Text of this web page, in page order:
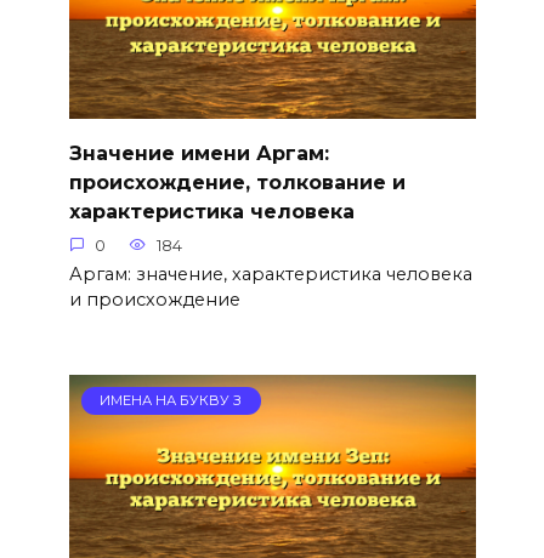
Значение имени Аргам:
происхождение, толкование и
характеристика человека
0 184
Аргам: значение, характеристика человека
и происхождение
ИМЕНА НА БУКВУ З